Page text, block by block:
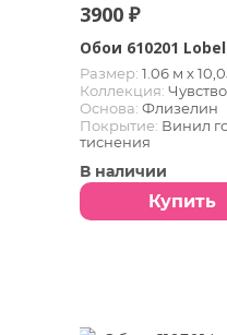
3900 ₽
Обои 610201
Размер: 1.06 м х
Коллекция: Чувство
Основа: Флизелин
Покрытие: Винил
тиснения
В наличии
Купить